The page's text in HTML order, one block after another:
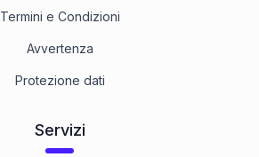
Termini e Condizioni
Avvertenza
Protezione dati
Servizi